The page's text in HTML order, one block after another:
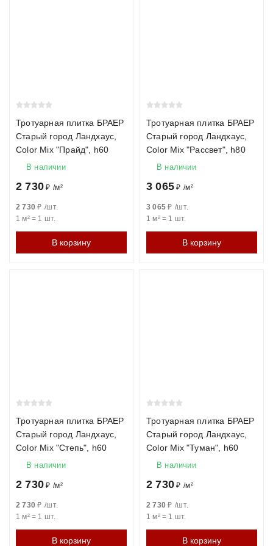
Тротуарная плитка БРАЕР
Старый город Ландхаус,
Color Mix "Прайд", h60
В наличии
2 730 ₽ /м²
2 730 ₽ /шт.
1 м²= 1 шт.
В корзину
Тротуарная плитка БРАЕР
Старый город Ландхаус,
Color Mix "Рассвет", h80
В наличии
3 065 ₽ /м²
3 065 ₽ /шт.
1 м²= 1 шт.
В корзину
Тротуарная плитка БРАЕР
Старый город Ландхаус,
Color Mix "Степь", h60
В наличии
2 730 ₽ /м²
2 730 ₽ /шт.
1 м²= 1 шт.
В корзину
Тротуарная плитка БРАЕР
Старый город Ландхаус,
Color Mix "Туман", h60
В наличии
2 730 ₽ /м²
2 730 ₽ /шт.
1 м²= 1 шт.
В корзину